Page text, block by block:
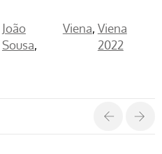
João
Sousa
Viena Viena
2022